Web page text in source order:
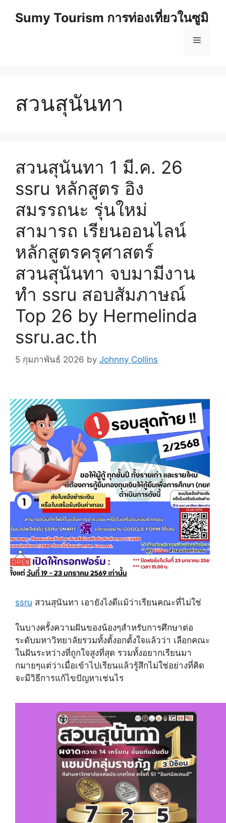
Sumy Tourism การท่องเที่ยวในซูมิ
Menu
สวนสุนันทา
สวนสุนันทา 1 มี.ค. 26
ssru หลักสูตร อิง
สมรรถนะ รุ่นใหม่
สามารถ เรียนออนไลน์
หลักสูตรครุศาสตร์
สวนสุนันทา จบมามีงาน
ทำ ssru สอบสัมภาษณ์
Top 26 by Hermelinda
ssru.ac.th
5 กุมภาพันธ์ 2026 by Johnny Collins
ssru สวนสุนันทา เอายังไงดีแม้ว่าเรียนคณะที่ไม่ใช่
ในบางครั้งความฝันของน้องๆสำหรับการศึกษาต่อ
ระดับมหาวิทยาลัยรวมทั้งตั้งอกตั้งใจแล้วว่า เลือกคณะ
ในฝันระหว่างที่ถูกใจสูงที่สุด รวมทั้งอยากเรียนมา
กมายๆแต่ว่าเมื่อเข้าไปเรียนแล้วรู้สึกไม่ใช่อย่างที่คิด
จะมีวิธีการแก้ไขปัญหาเช่นไร